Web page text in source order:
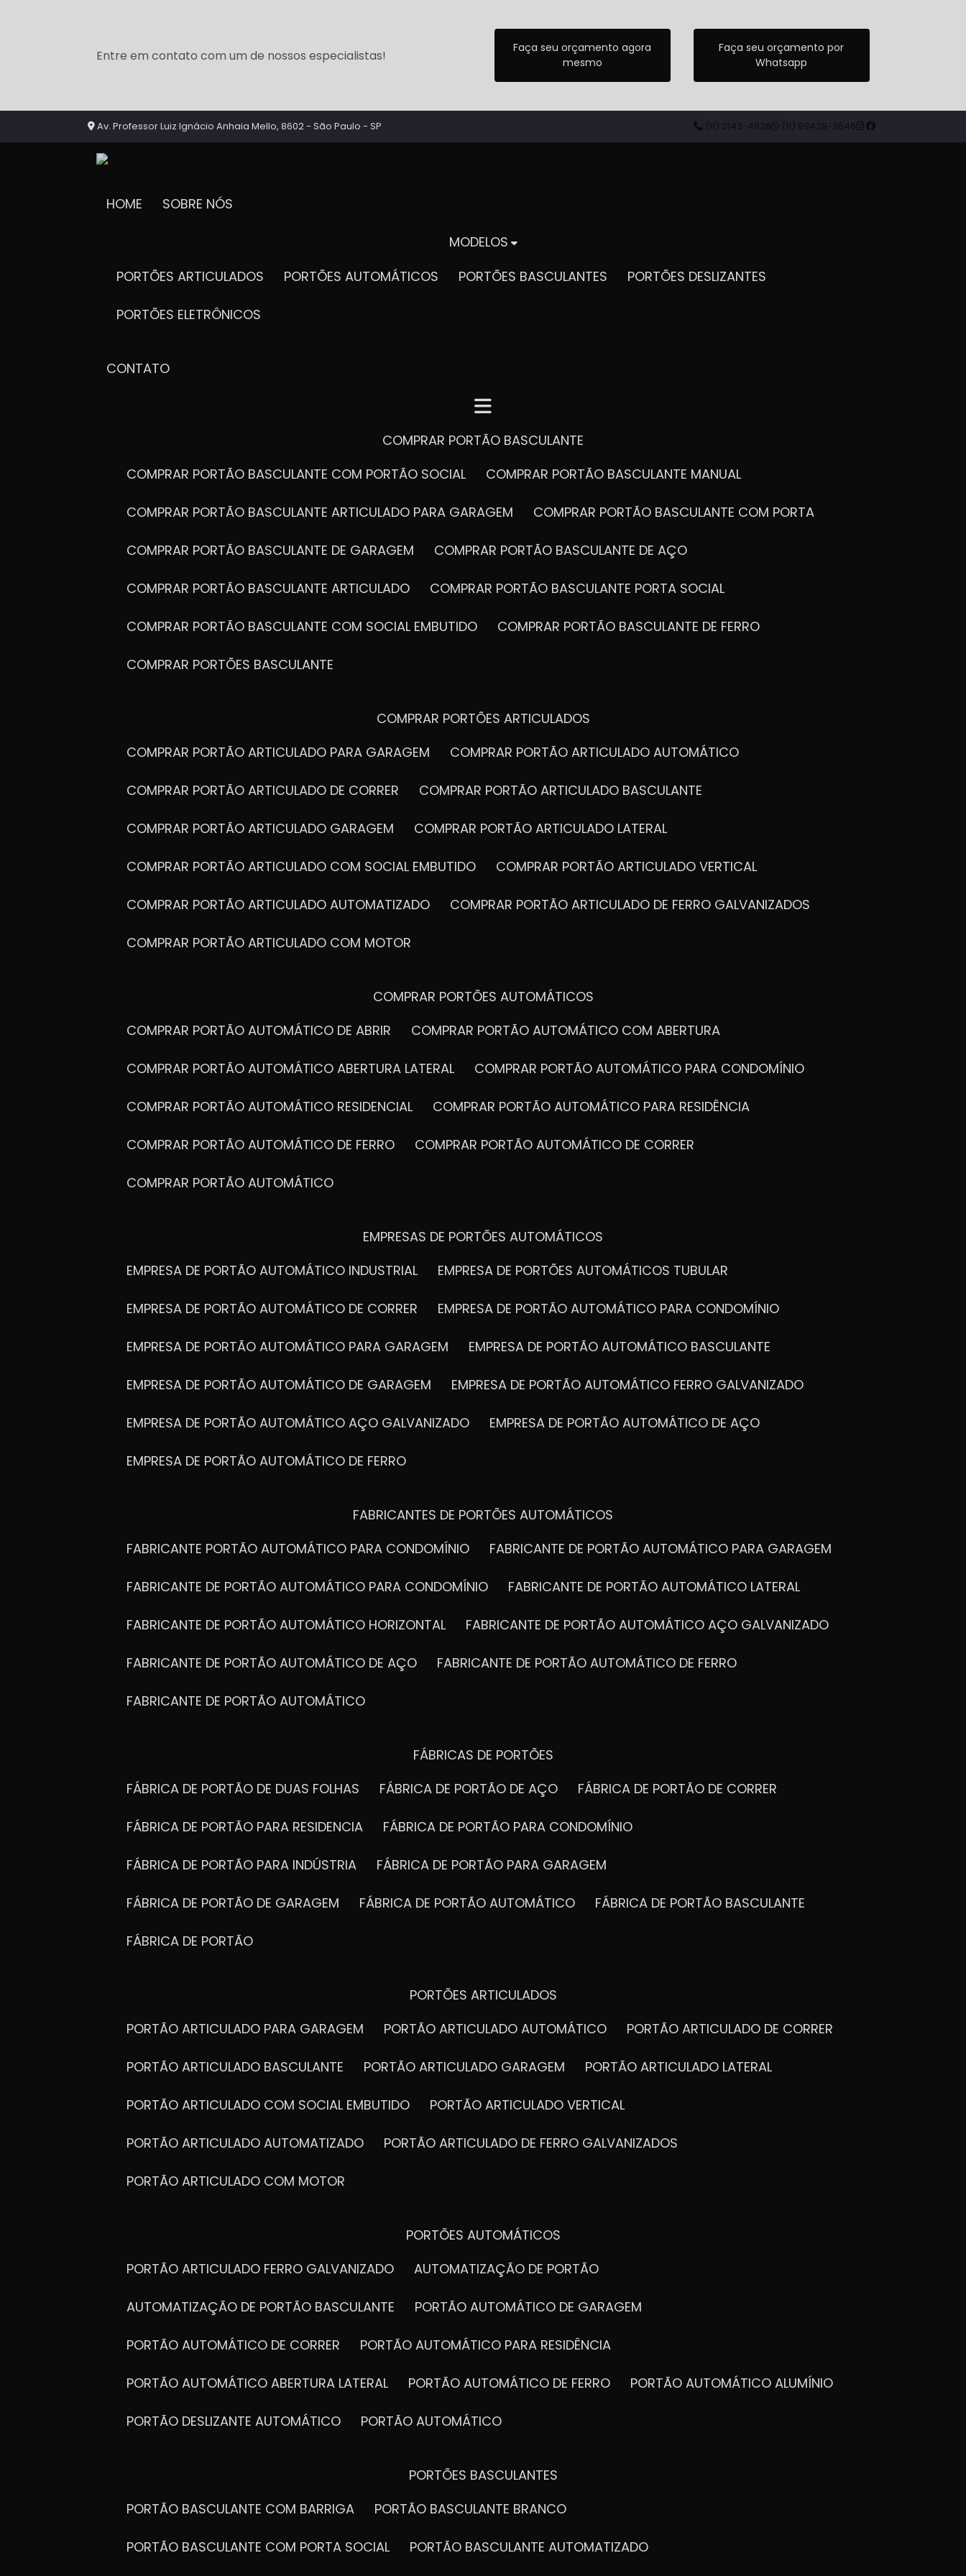
Entre em contato com um de nossos especialistas!
Faça seu orçamento agora
mesmo
Faça seu orçamento por
Whatsapp
Av. Professor Luiz Ignácio Anhaia Mello, 8602 - São Paulo - SP (11) 2143-4826 (11) 99429-3546
HOME SOBRE NÓS
MODELOS
PORTÕES ARTICULADOS
PORTÕES AUTOMÁTICOS PORTÕES BASCULANTES PORTÕES DESLIZANTES
PORTÕES ELETRÔNICOS
CONTATO
COMPRAR PORTÃO BASCULANTE
COMPRAR PORTÃO BASCULANTE COM PORTÃO SOCIAL
COMPRAR PORTÃO BASCULANTE MANUAL
COMPRAR PORTÃO BASCULANTE ARTICULADO PARA GARAGEM COMPRAR PORTÃO BASCULANTE COM PORTA
COMPRAR PORTÃO BASCULANTE DE GARAGEM COMPRAR PORTÃO BASCULANTE DE AÇO
COMPRAR PORTÃO BASCULANTE ARTICULADO COMPRAR PORTÃO BASCULANTE PORTA SOCIAL
COMPRAR PORTÃO BASCULANTE COM SOCIAL EMBUTIDO COMPRAR PORTÃO BASCULANTE DE FERRO
COMPRAR PORTÕES BASCULANTE
COMPRAR PORTÕES ARTICULADOS
COMPRAR PORTÃO ARTICULADO PARA GARAGEM
COMPRAR PORTÃO ARTICULADO AUTOMÁTICO
COMPRAR PORTÃO ARTICULADO DE CORRER COMPRAR PORTÃO ARTICULADO BASCULANTE
COMPRAR PORTÃO ARTICULADO GARAGEM COMPRAR PORTÃO ARTICULADO LATERAL
COMPRAR PORTÃO ARTICULADO COM SOCIAL EMBUTIDO COMPRAR PORTÃO ARTICULADO VERTICAL
COMPRAR PORTÃO ARTICULADO AUTOMATIZADO COMPRAR PORTÃO ARTICULADO DE FERRO GALVANIZADOS
COMPRAR PORTÃO ARTICULADO COM MOTOR
COMPRAR PORTÕES AUTOMÁTICOS
COMPRAR PORTÃO AUTOMÁTICO DE ABRIR
COMPRAR PORTÃO AUTOMÁTICO COM ABERTURA
COMPRAR PORTÃO AUTOMÁTICO ABERTURA LATERAL COMPRAR PORTÃO AUTOMÁTICO PARA CONDOMÍNIO
COMPRAR PORTÃO AUTOMÁTICO RESIDENCIAL COMPRAR PORTÃO AUTOMÁTICO PARA RESIDÊNCIA
COMPRAR PORTÃO AUTOMÁTICO DE FERRO COMPRAR PORTÃO AUTOMÁTICO DE CORRER
COMPRAR PORTÃO AUTOMÁTICO
EMPRESAS DE PORTÕES AUTOMÁTICOS
EMPRESA DE PORTÃO AUTOMÁTICO INDUSTRIAL
EMPRESA DE PORTÕES AUTOMÁTICOS TUBULAR
EMPRESA DE PORTÃO AUTOMÁTICO DE CORRER EMPRESA DE PORTÃO AUTOMÁTICO PARA CONDOMÍNIO
EMPRESA DE PORTÃO AUTOMÁTICO PARA GARAGEM EMPRESA DE PORTÃO AUTOMÁTICO BASCULANTE
EMPRESA DE PORTÃO AUTOMÁTICO DE GARAGEM EMPRESA DE PORTÃO AUTOMÁTICO FERRO GALVANIZADO
EMPRESA DE PORTÃO AUTOMÁTICO AÇO GALVANIZADO EMPRESA DE PORTÃO AUTOMÁTICO DE AÇO
EMPRESA DE PORTÃO AUTOMÁTICO DE FERRO
FABRICANTES DE PORTÕES AUTOMÁTICOS
FABRICANTE PORTÃO AUTOMÁTICO PARA CONDOMÍNIO
FABRICANTE DE PORTÃO AUTOMÁTICO PARA GARAGEM
FABRICANTE DE PORTÃO AUTOMÁTICO PARA CONDOMÍNIO FABRICANTE DE PORTÃO AUTOMÁTICO LATERAL
FABRICANTE DE PORTÃO AUTOMÁTICO HORIZONTAL FABRICANTE DE PORTÃO AUTOMÁTICO AÇO GALVANIZADO
FABRICANTE DE PORTÃO AUTOMÁTICO DE AÇO FABRICANTE DE PORTÃO AUTOMÁTICO DE FERRO
FABRICANTE DE PORTÃO AUTOMÁTICO
FÁBRICAS DE PORTÕES
FÁBRICA DE PORTÃO DE DUAS FOLHAS
FÁBRICA DE PORTÃO DE AÇO FÁBRICA DE PORTÃO DE CORRER
FÁBRICA DE PORTÃO PARA RESIDENCIA FÁBRICA DE PORTÃO PARA CONDOMÍNIO
FÁBRICA DE PORTÃO PARA INDÚSTRIA FÁBRICA DE PORTÃO PARA GARAGEM
FÁBRICA DE PORTÃO DE GARAGEM FÁBRICA DE PORTÃO AUTOMÁTICO FÁBRICA DE PORTÃO BASCULANTE
FÁBRICA DE PORTÃO
PORTÕES ARTICULADOS
PORTÃO ARTICULADO PARA GARAGEM
PORTÃO ARTICULADO AUTOMÁTICO PORTÃO ARTICULADO DE CORRER
PORTÃO ARTICULADO BASCULANTE PORTÃO ARTICULADO GARAGEM PORTÃO ARTICULADO LATERAL
PORTÃO ARTICULADO COM SOCIAL EMBUTIDO PORTÃO ARTICULADO VERTICAL
PORTÃO ARTICULADO AUTOMATIZADO PORTÃO ARTICULADO DE FERRO GALVANIZADOS
PORTÃO ARTICULADO COM MOTOR
PORTÕES AUTOMÁTICOS
PORTÃO ARTICULADO FERRO GALVANIZADO
AUTOMATIZAÇÃO DE PORTÃO
AUTOMATIZAÇÃO DE PORTÃO BASCULANTE PORTÃO AUTOMÁTICO DE GARAGEM
PORTÃO AUTOMÁTICO DE CORRER PORTÃO AUTOMÁTICO PARA RESIDÊNCIA
PORTÃO AUTOMÁTICO ABERTURA LATERAL PORTÃO AUTOMÁTICO DE FERRO PORTÃO AUTOMÁTICO ALUMÍNIO
PORTÃO DESLIZANTE AUTOMÁTICO PORTÃO AUTOMÁTICO
PORTÕES BASCULANTES
PORTÃO BASCULANTE COM BARRIGA
PORTÃO BASCULANTE BRANCO
PORTÃO BASCULANTE COM PORTA SOCIAL PORTÃO BASCULANTE AUTOMATIZADO